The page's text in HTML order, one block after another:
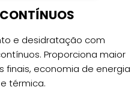
e desidratação com
Proporciona maior
finais, economia de energia
térmica.